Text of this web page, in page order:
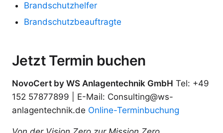
Brandschutzhelfer
Brandschutzbeauftragte
Jetzt Termin buchen
NovoCert by WS Anlagentechnik GmbH Tel: +49
152 57877899 | E-Mail: Consulting@ws-
anlagentechnik.de Online-Terminbuchung